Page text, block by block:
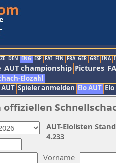
DEN ENG ESP FAI FIN FRA GER GRE INA
AUT championship Pictures
Elozahl
Spieler anmelden Elo AUT
Vorname
AUT-Elolisten
4.233